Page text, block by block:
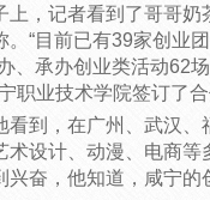
，记者看到了哥哥奶
“目前已有39家创业
、承办创业类活动62
职业技术学院签订了合
到，在广州、武汉、
设计、动漫、电商等
奋，他知道，咸宁的